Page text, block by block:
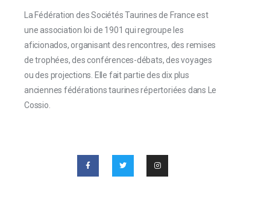
La Fédération des Sociétés Taurines de France est
une association loi de 1901 qui regroupe les
aficionados, organisant des rencontres, des remises
de trophées, des conférences-débats, des voyages
ou des projections. Elle fait partie des dix plus
anciennes fédérations taurines répertoriées dans Le
Cossio.